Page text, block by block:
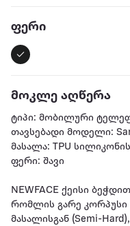
ფერი
მოკლე აღწერა
ტიპი: მობილური
თავსებადი მოდელი:
მასალა: TPU
ფერი: შავი
NEWFACE ქეისი
რომლის გარე კორპუსი
მასალისგან (Semi-